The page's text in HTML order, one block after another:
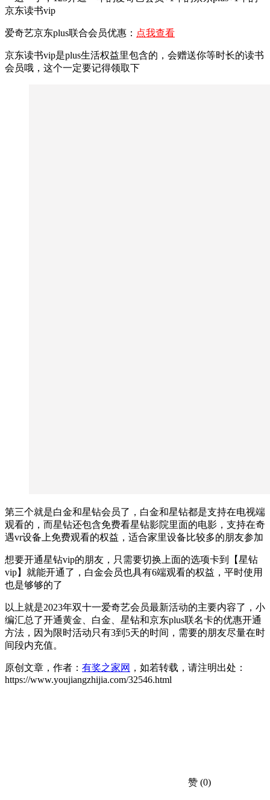
京东读书vip
爱奇艺京东plus联合会员优惠： 点我查看
京东读书vip是plus生活权益里包含的，会赠送你等时长的读书
会员哦，这个一定要记得领取下
第三个就是白金和星钻会员了，白金和星钻都是支持在电视端
观看的，而星钻还包含免费看星钻影院里面的电影，支持在奇
遇vr设备上免费观看的权益，适合家里设备比较多的朋友参加
想要开通星钻vip的朋友，只需要切换上面的选项卡到【星钻
vip】就能开通了，白金会员也具有6端观看的权益，平时使用
也是够够的了
以上就是2023年双十一爱奇艺会员最新活动的主要内容了，小
编汇总了开通黄金、白金、星钻和京东plus联名卡的优惠开通
方法，因为限时活动只有3到5天的时间，需要的朋友尽量在时
间段内充值。
原创文章，作者： 有奖之家网 ，如若转载，请注明出处：
https://www.youjiangzhijia.com/32546.html
赞 (0)